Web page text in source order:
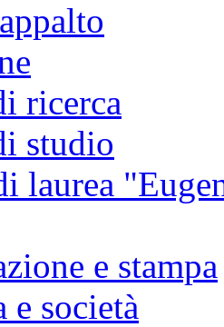
ricerca
studio
laurea
e stampa
e società